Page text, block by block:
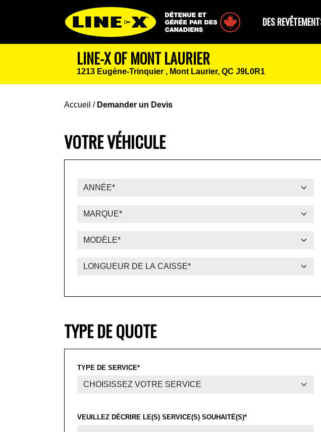
Détenue et gérée par des Canadiens
DES
LINE-X OF MONT LAURIER
1213 Eugène-Trinquier , Mont Laurier, QC J9L0R1
Accueil / Demander un Devis
VOTRE VÉHICULE
TYPE DE QUOTE
TYPE DE SERVICE*
VEUILLEZ DÉCRIRE LE(S) SERVICE(S) SOUHAITÉ(S)*